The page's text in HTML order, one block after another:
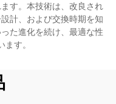
す。本技術は、改良され
計、および交換時期を知
た進化を続け、最適な性
す。